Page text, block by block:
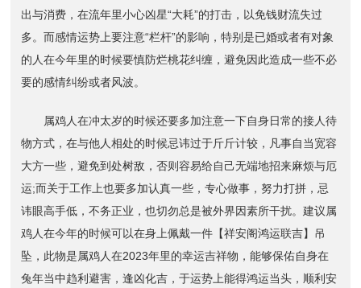
出与消费，在流年里小心凶星“大耗”的打击，以免钱财流失过
多。而感情运势上要注意“栏杆”的影响，特别是已婚或者有对象
的人在今年里的时候要慎防烂桃花纠缠，避免因此造成一些不必
要的感情纠纷或者风波。
属鸡人在冲太岁的时候还要多加注意一下自身日常的接人待
物方式，在与他人相处的时候忌讳过于斤斤计较，凡事自当宽容
大方一些，避免到处树敌，否则容易给自己无端地招来麻烦与厄
运;而关于工作上也要多加认真一些，专心做事，努力打拼，忌
讳眼高手低，不务正业，也切勿总是被外界因素所干扰。建议属
鸡人在今年的时候可以在身上佩戴一件【祥安阁鸿运联吉】吊
坠，此物是属鸡人在2023年里的幸运吉祥物，能够保佑自身在
兔年当中趋利避害，逢凶化吉，于运势上能得鸿运当头，顺利安